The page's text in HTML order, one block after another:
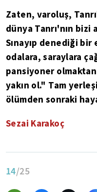
Zaten, varoluş,
dünya Tanrı'nın bizi
Sınayıp denediği bir
odalara, saraylara
pansiyoner
yakın ol." Tam
ölümden sonraki
Sezai Karakoç
14/25